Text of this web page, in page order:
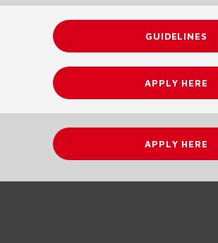
GUIDELINES
APPLY HERE
APPLY HERE